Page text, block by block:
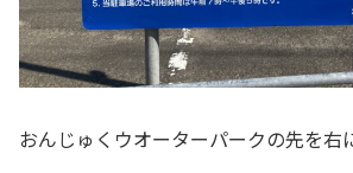
おんじゅくウオーターパークの先を右